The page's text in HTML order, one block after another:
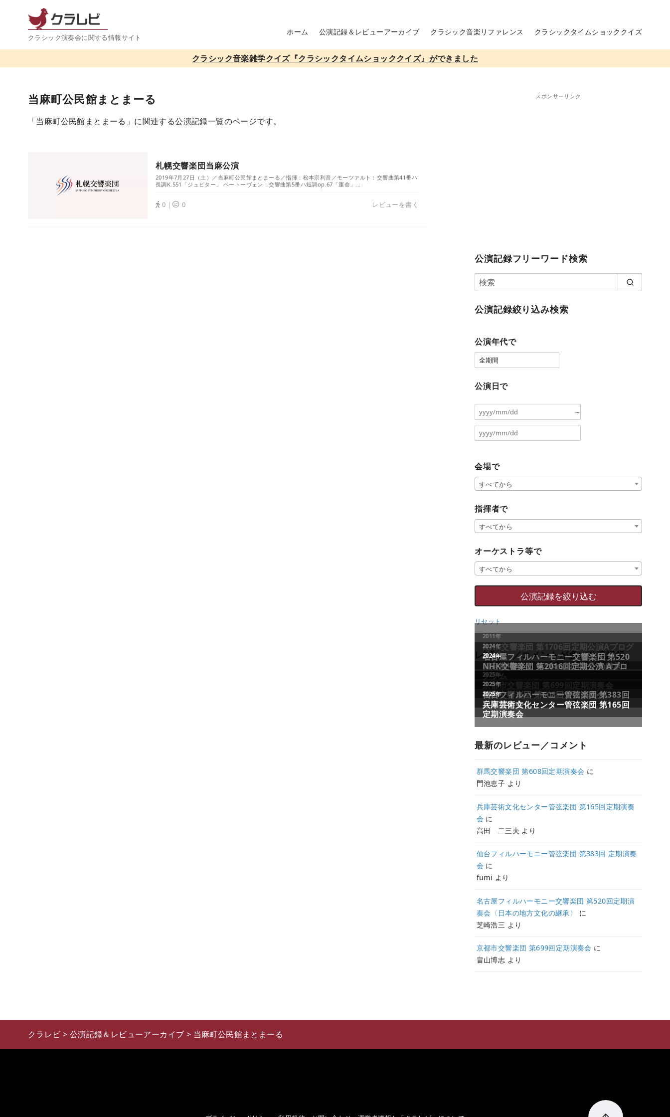
クラシック演奏会に関する情報サイト
ホーム 公演記録＆レビューアーカイブ クラシック音楽リファレンス クラシックタイムショッククイズ
クラシック音楽雑学クイズ『クラシックタイムショッククイズ』ができました
当麻町公民館まとまーる
「当麻町公民館まとまーる」に関連する公演記録一覧のページです。
札幌交響楽団当麻公演
2019年7月27日（土）／当麻町公民館まとまーる／指揮：松本宗利音／モーツァルト：交響曲第41番ハ
長調K.551「ジュピター」 ベートーヴェン：交響曲第5番ハ短調op.67「運命」...
0｜ 0 レビューを書く
スポンサーリンク
公演記録フリーワード検索
公演記録絞り込み検索
公演年代で
公演日で
～
会場で
すべてから
指揮者で
すべてから
オーケストラ等で
すべてから
リセット
レビュー／コメントが多い公演記録
最新のレビュー／コメント
群馬交響楽団 第608回定期演奏会 に
門池恵子 より
兵庫芸術文化センター管弦楽団 第165回定期演奏
会 に
高田 二三夫 より
仙台フィルハーモニー管弦楽団 第383回 定期演奏
会 に
fumi より
名古屋フィルハーモニー交響楽団 第520回定期演
奏会〈日本の地方文化の継承〉
に
芝崎浩三 より
京都市交響楽団 第699回定期演奏会 に
畠山博志 より
クラレビ > 公演記録＆レビューアーカイブ > 当麻町公民館まとまーる